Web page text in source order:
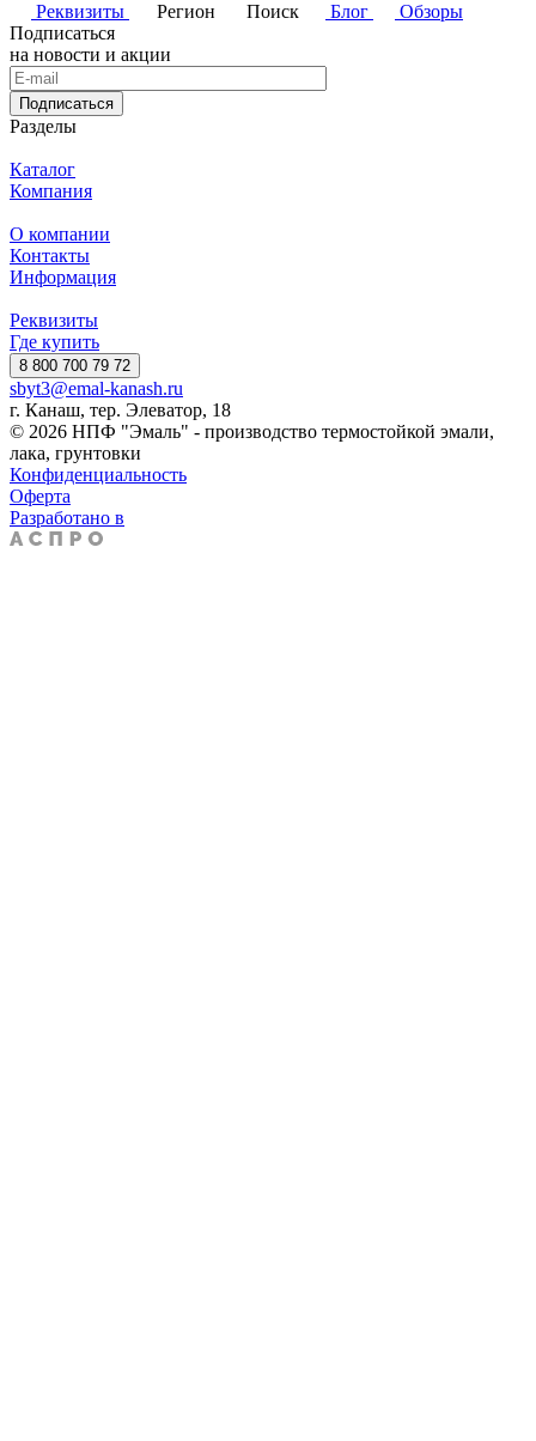
Реквизиты
Регион Поиск Блог
Обзоры
Подписаться
на новости и акции
Подписаться
Разделы
Каталог
Компания
О компании
Контакты
Информация
Реквизиты
Где купить
8 800 700 79 72
sbyt3@emal-kanash.ru
г. Канаш, тер. Элеватор, 18
© 2026 НПФ "Эмаль" - производство термостойкой эмали,
лака, грунтовки
Конфиденциальность
Оферта
Разработано в